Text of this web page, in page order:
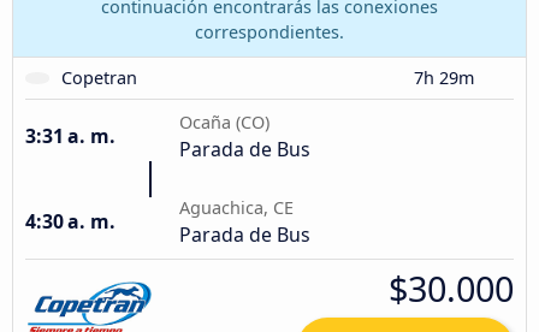
continuación encontrarás las conexiones
correspondientes.
Copetran
7h 29m
3:31 a. m.
Ocaña (CO)
Parada de Bus
4:30 a. m.
Aguachica, CE
Parada de Bus
$30.000